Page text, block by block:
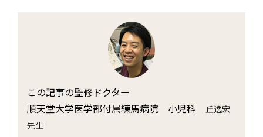
この記事の監修ドクター
順天堂大学医学部付属練馬病院 小児科 丘逸宏
先生